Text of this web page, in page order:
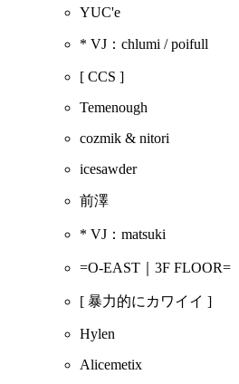
YUC'e
* VJ：chlumi / poifull
[ CCS ]
Temenough
cozmik & nitori
icesawder
前澤
* VJ：matsuki
=O-EAST｜3F FLOOR=
[ 暴力的にカワイイ ]
Hylen
Alicemetix